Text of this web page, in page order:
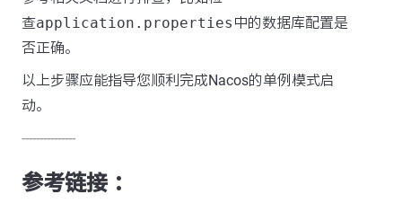
查application.properties 中的数据库配置是
否正确。
以上步骤应能指导您顺利完成Nacos的单例模式启
动。
---------------
参考链接 ：